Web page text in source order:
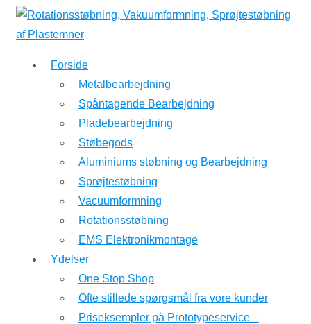
↓
Hop
hovedindhold
Forside
Metalbearbejdning
Spåntagende Bearbejdning
Pladebearbejdning
Støbegods
Aluminiums støbning og Bearbejdning
Sprøjtestøbning
Vacuumformning
Rotationsstøbning
EMS Elektronikmontage
Ydelser
One Stop Shop
Ofte stillede spørgsmål fra vore kunder
Priseksempler på Prototypeservice –